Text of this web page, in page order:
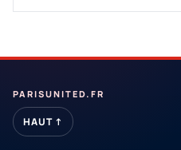
PARISUNITED.FR
HAUT ↑